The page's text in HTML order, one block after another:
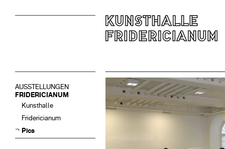
AUSSTELLUNGEN
FRIDERICIANUM
Kunsthalle
Fridericianum
Pics